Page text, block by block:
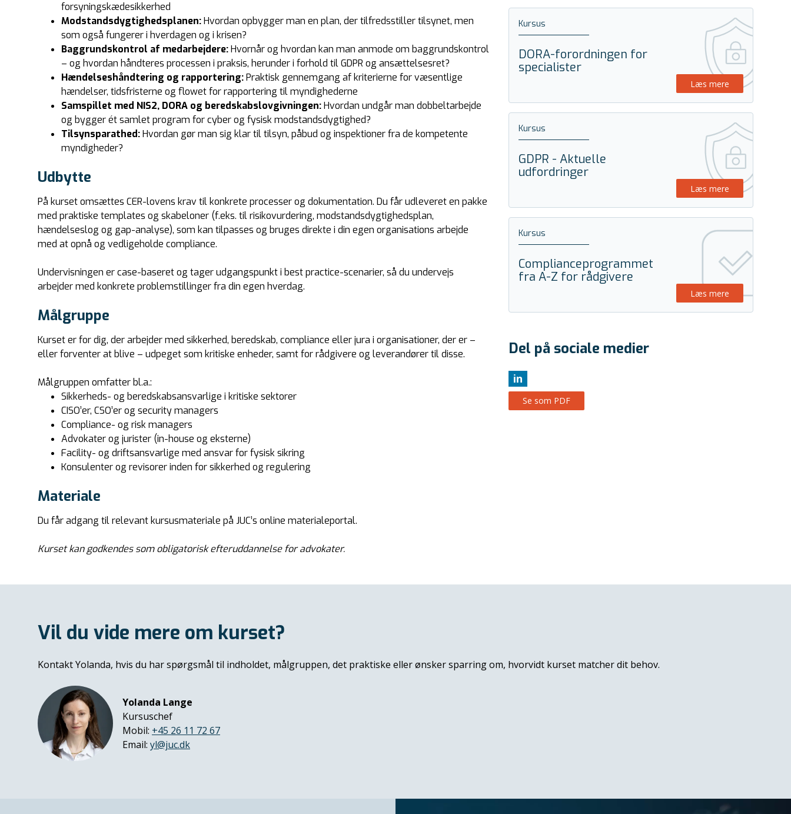
Kursus
DORA-forordningen for
specialister
Læs mere
Kursus
GDPR - Aktuelle
udfordringer
Læs mere
Kursus
Complianceprogrammet
fra A-Z for rådgivere
Læs mere
Del på sociale medier
in
Se som PDF
forsyningskædesikkerhed
Modstandsdygtighedsplanen:Hvordan opbygger man en plan, der tilfredsstiller tilsynet, men
som også fungerer i hverdagen og i krisen?
Baggrundskontrol af medarbejdere:Hvornår og hvordan kan man anmode om baggrundskontrol
– og hvordan håndteres processen i praksis, herunder i forhold til GDPR og ansættelsesret?
Hændelseshåndtering og rapportering:Praktisk gennemgang af kriterierne for væsentlige
hændelser, tidsfristerne og flowet for rapportering til myndighederne
Samspillet med NIS2, DORA og beredskabslovgivningen:Hvordan undgår man dobbeltarbejde
og bygger ét samlet program for cyber og fysisk modstandsdygtighed?
Tilsynsparathed:Hvordan gør man sig klar til tilsyn, påbud og inspektioner fra de kompetente
myndigheder?
Udbytte
På kurset omsættes CER-lovens krav til konkrete processer og dokumentation. Du får udleveret en pakke
med praktiske templates og skabeloner (f.eks. til risikovurdering, modstandsdygtighedsplan,
hændelseslog og gap-analyse), som kan tilpasses og bruges direkte i din egen organisations arbejde
med at opnå og vedligeholde compliance.
Undervisningen er case-baseret og tager udgangspunkt i best practice-scenarier, så du undervejs
arbejder med konkrete problemstillinger fra din egen hverdag.
Målgruppe
Kurset er for dig, der arbejder med sikkerhed, beredskab, compliance eller jura i organisationer, der er –
eller forventer at blive – udpeget som kritiske enheder, samt for rådgivere og leverandører til disse.
Målgruppen omfatter bl.a.:
Sikkerheds- og beredskabsansvarlige i kritiske sektorer
CISO’er, CSO’er og security managers
Compliance- og risk managers
Advokater og jurister (in-house og eksterne)
Facility- og driftsansvarlige med ansvar for fysisk sikring
Konsulenter og revisorer inden for sikkerhed og regulering
Materiale
Du får adgang til relevant kursusmateriale på JUC’s online materialeportal.
Kurset kan godkendes som obligatorisk efteruddannelse for advokater.
Vil du vide mere om kurset?
Kontakt Yolanda, hvis du har spørgsmål til indholdet, målgruppen, det praktiske eller ønsker sparring om, hvorvidt kurset matcher dit behov.
Yolanda Lange
Kursuschef
Mobil: +45 26 11 72 67
Email: yl@juc.dk